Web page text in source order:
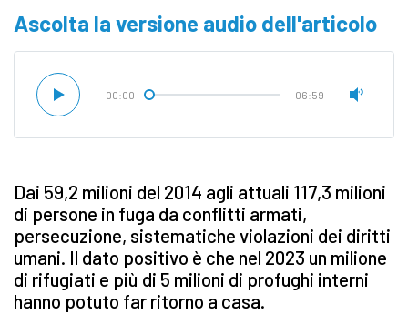
Ascolta la versione audio dell'articolo
00:00 06:59
Dai 59,2 milioni del 2014 agli attuali 117,3 milioni
di persone in fuga da conflitti armati,
persecuzione, sistematiche violazioni dei diritti
umani. Il dato positivo è che nel 2023 un milione
di rifugiati e più di 5 milioni di profughi interni
hanno potuto far ritorno a casa.